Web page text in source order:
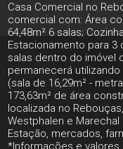
Casa Comercial no
comercial com: Área
64,48m² 6 salas;
Estacionamento para 3
salas dentro do imóvel
permanecerá
(sala de 16,29m² -
173,63m² de área
localizada no
Westphalen e
Estação, mercados,
*Informações e